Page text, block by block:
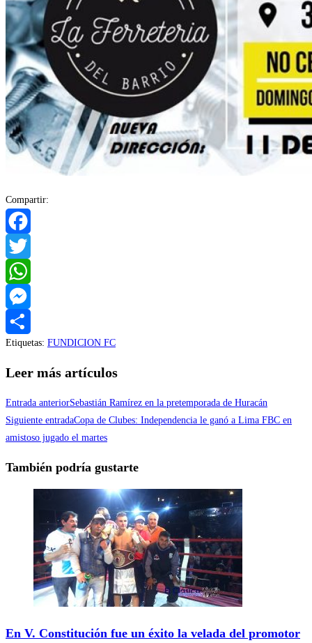
Compartir:
Facebook
Twitter
WhatsApp
Messenger
Compartir
Etiquetas: FUNDICION FC
Leer más artículos
Entrada anteriorSebastián Ramírez en la pretemporada de Huracán
Siguiente entradaCopa de Clubes: Independencia le ganó a Lima FBC en
amistoso jugado el martes
También podría gustarte
En V. Constitución fue un éxito la velada del promotor